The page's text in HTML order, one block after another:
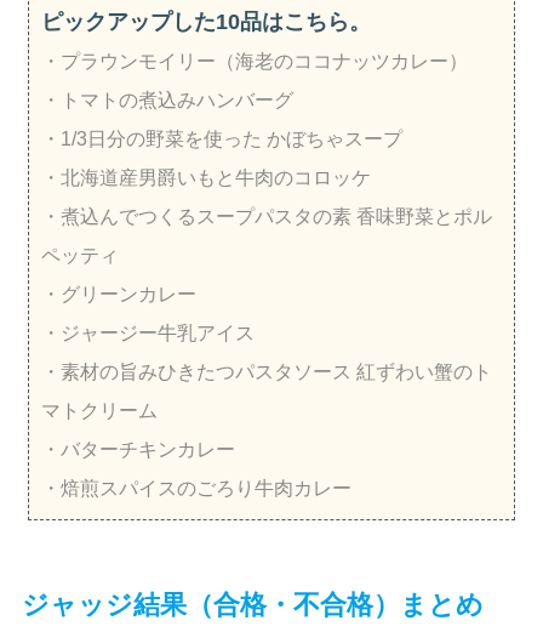
ピックアップした10品はこちら。
・プラウンモイリー（海老のココナッツカレー）
・トマトの煮込みハンバーグ
・1/3日分の野菜を使った かぼちゃスープ
・北海道産男爵いもと牛肉のコロッケ
・煮込んでつくるスープパスタの素 香味野菜とポル
ペッティ
・グリーンカレー
・ジャージー牛乳アイス
・素材の旨みひきたつパスタソース 紅ずわい蟹のト
マトクリーム
・バターチキンカレー
・焙煎スパイスのごろり牛肉カレー
ジャッジ結果（合格・不合格）まとめ